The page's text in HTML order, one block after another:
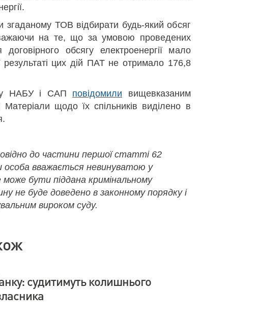
згаданому ТОВ відбирати будь-який обсяг
на те, що за умовою проведених
договірного обсягу електроенергії мало
результаті цих дій ПАТ не отримало 176,8
НАБУ і САП повідомили вищевказаним
Матеріали щодо їх спільників виділено в
до частини першої статті 62
особа вважається невинуватою у
може бути піддана кримінальному
не буде доведено в законному порядку і
вироком суду.
судитимуть колишнього